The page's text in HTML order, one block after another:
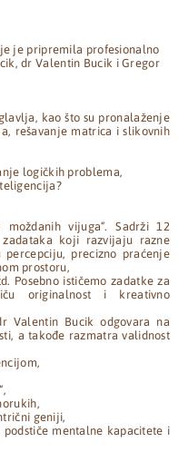
je pripremila profesionalno
dr Valentin Bucik i Gregor
kao što su pronalaženje
rešavanje matrica i slikovnih
logičkih problema,
vijuga“. Sadrži 12
koji razvijaju razne
percepciju, precizno praćenje
prostoru,
Posebno ističemo zadatke za
originalnost i kreativno
Valentin Bucik odgovara na
a takođe razmatra validnost
geniji,
podstiče mentalne kapacitete i